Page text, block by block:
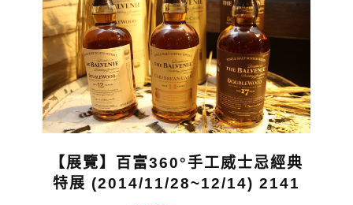
【展覽】百富360°手工威士忌經典
特展 (2014/11/28~12/14) 2141